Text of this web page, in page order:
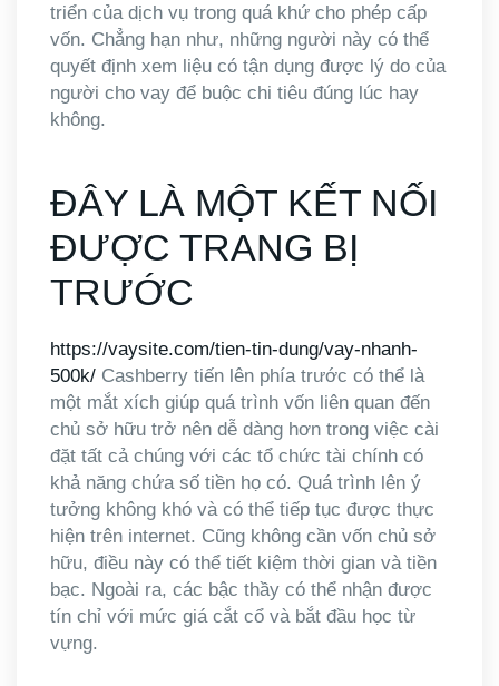
triển của dịch vụ trong quá khứ cho phép cấp
vốn. Chẳng hạn như, những người này có thể
quyết định xem liệu có tận dụng được lý do của
người cho vay để buộc chi tiêu đúng lúc hay
không.
ĐÂY LÀ MỘT KẾT NỐI
ĐƯỢC TRANG BỊ
TRƯỚC
https://vaysite.com/tien-tin-dung/vay-nhanh-
500k/ Cashberry tiến lên phía trước có thể là
một mắt xích giúp quá trình vốn liên quan đến
chủ sở hữu trở nên dễ dàng hơn trong việc cài
đặt tất cả chúng với các tổ chức tài chính có
khả năng chứa số tiền họ có. Quá trình lên ý
tưởng không khó và có thể tiếp tục được thực
hiện trên internet. Cũng không cần vốn chủ sở
hữu, điều này có thể tiết kiệm thời gian và tiền
bạc. Ngoài ra, các bậc thầy có thể nhận được
tín chỉ với mức giá cắt cổ và bắt đầu học từ
vựng.